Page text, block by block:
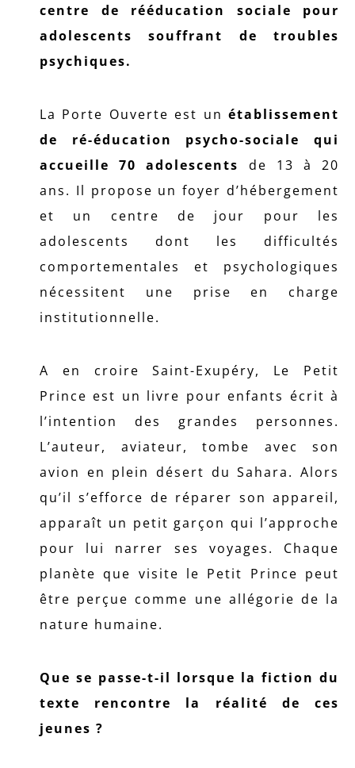
centre de rééducation sociale pour
adolescents souffrant de troubles
psychiques.
La Porte Ouverte est un établissement
de ré-éducation psycho-sociale qui
accueille 70 adolescents
de 13 à 20
ans. Il propose un foyer d’hébergement
et un centre de jour pour les
adolescents dont les difficultés
comportementales et psychologiques
nécessitent une prise en charge
institutionnelle.
A en croire Saint-Exupéry, Le Petit
Prince est un livre pour enfants écrit à
l’intention des grandes personnes.
L’auteur, aviateur, tombe avec son
avion en plein désert du Sahara. Alors
qu’il s’efforce de réparer son appareil,
apparaît un petit garçon qui l’approche
pour lui narrer ses voyages. Chaque
planète que visite le Petit Prince peut
être perçue comme une allégorie de la
nature humaine.
Que se passe-t-il lorsque la fiction du
texte rencontre la réalité de ces
jeunes ?